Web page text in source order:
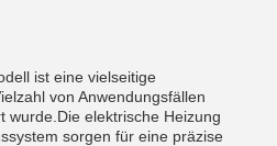
ist eine vielseitige
von Anwendungsfällen
wurde.Die elektrische Heizung
sorgen für eine präzise